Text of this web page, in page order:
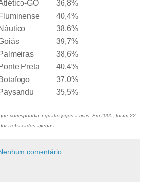
GO
36,8%
Fluminense
40,4%
Náutico
38,6%
39,7%
Palmeiras
38,6%
Ponte Preta
40,4%
Botafogo
37,0%
Paysandu 35,5%
correspondia a quatro jogos a mais. Em 2005, foram 22
rebaixados apenas.
comentário: